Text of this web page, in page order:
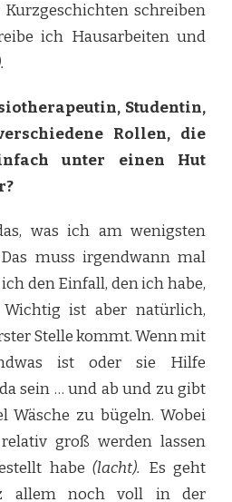
schreiben
ich Hausarbeiten und
Studentin,
Rollen, die
unter einen Hut
was ich am wenigsten
muss irgendwann mal
den Einfall, den ich habe,
Wichtig ist aber natürlich,
Stelle kommt. Wenn mit
ist oder sie Hilfe
sein … und ab und zu gibt
Wäsche zu bügeln. Wobei
groß werden lassen
habe(lacht). Es geht
allem noch voll in der